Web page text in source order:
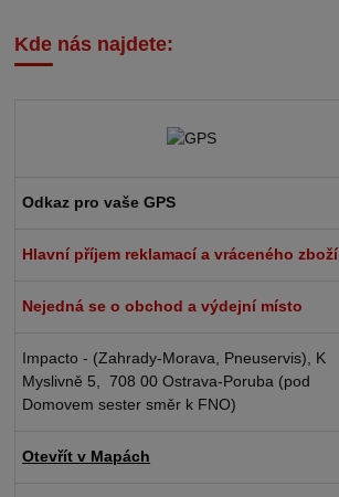
Kde nás najdete:
Odkaz pro vaše GPS
Hlavní příjem reklamací a vráceného zboží
Nejedná se o obchod a výdejní místo
Impacto - (Zahrady-Morava, Pneuservis), K
Myslivně 5, 708 00 Ostrava-Poruba (pod
Domovem sester směr k FNO)
Otevřít v Mapách